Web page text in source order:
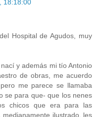
18:18:00
Hospital de Agudos, muy
y además mi tío Antonio
de obras, me acuerdo
me parece se llamaba
se para que- que los nenes
chicos que era para las
ilustrado, les